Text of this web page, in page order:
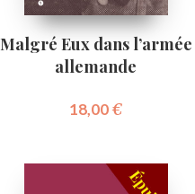
Malgré Eux dans l’armée
allemande
18,00€